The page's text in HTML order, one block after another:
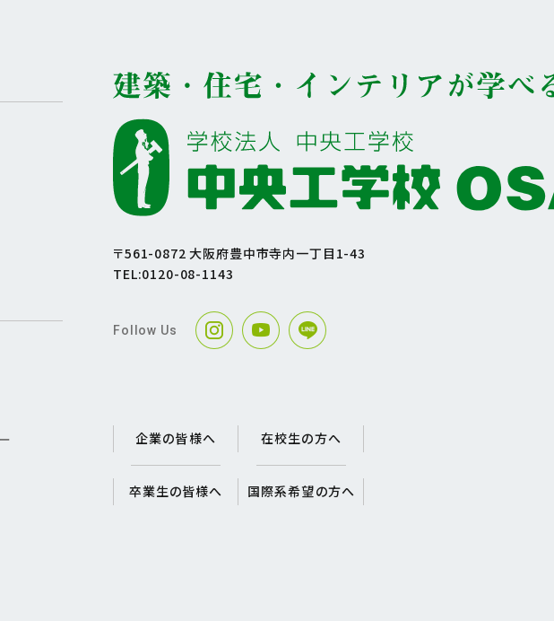
〒561-0872 大阪府豊中市寺内一丁目1-43
TEL:0120-08-1143
Follow Us
企業の皆様へ 在校生の方へ
卒業生の皆様へ 国際系希望の方へ